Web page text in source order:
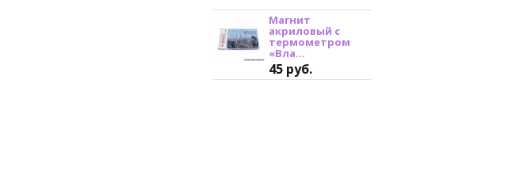
Магнит
акриловый с
термометром
«Вла...
45 руб.